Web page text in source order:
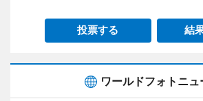
投票する 結
ワールドフォトニュ